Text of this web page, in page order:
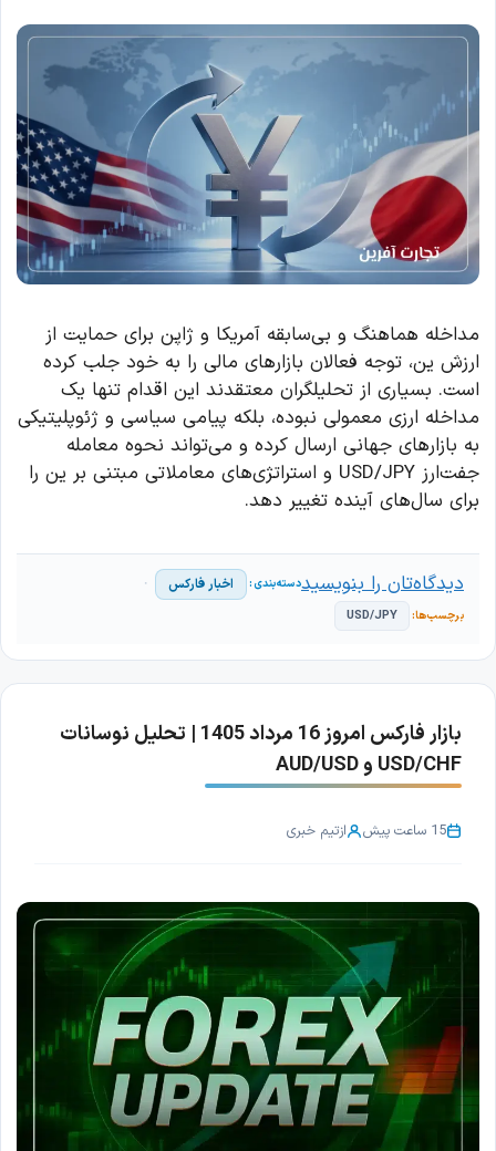
مداخله هماهنگ و بی‌سابقه آمریکا و ژاپن برای حمایت از
ارزش ین، توجه فعالان بازارهای مالی را به خود جلب کرده
است. بسیاری از تحلیلگران معتقدند این اقدام تنها یک
مداخله ارزی معمولی نبوده، بلکه پیامی سیاسی و ژئوپلیتیکی
به بازارهای جهانی ارسال کرده و می‌تواند نحوه معامله
جفت‌ارز USD/JPY و استراتژی‌های معاملاتی مبتنی بر ین را
برای سال‌های آینده تغییر دهد.
اخبار فارکس
USD/JPY
دیدگاه‌تان را بنویسید
بازار فارکس امروز 16 مرداد 1405 | تحلیل نوسانات
USD/CHF و AUD/USD
15 ساعت پیش ازتیم خبری